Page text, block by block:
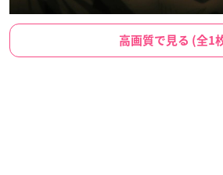
高画質で見る (全1